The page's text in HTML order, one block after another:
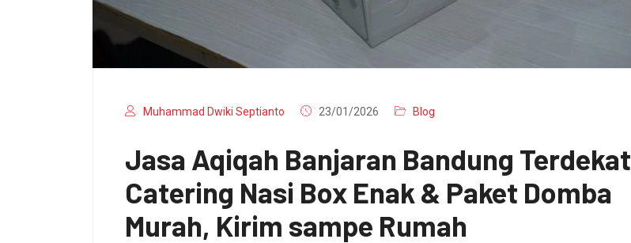
Muhammad Dwiki Septianto 23/01/2026 Blog
Jasa Aqiqah Banjaran Bandung Terdekat
Catering Nasi Box Enak & Paket Domba
Murah, Kirim sampe Rumah